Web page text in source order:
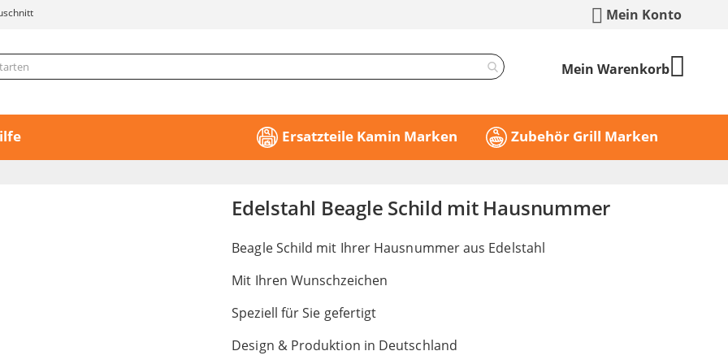
Mein Konto
Mein Warenkorb
Ersatzteile Kamin Marken Zubehör Grill Marken
Edelstahl Beagle Schild mit Hausnummer
Beagle Schild mit Ihrer Hausnummer aus Edelstahl
Mit Ihren Wunschzeichen
Speziell für Sie gefertigt
Design & Produktion in Deutschland